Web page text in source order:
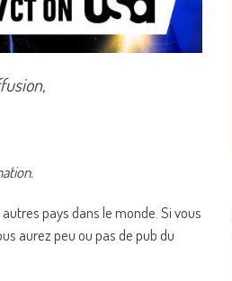
pays dans le monde. Si vous
aurez peu ou pas de pub du